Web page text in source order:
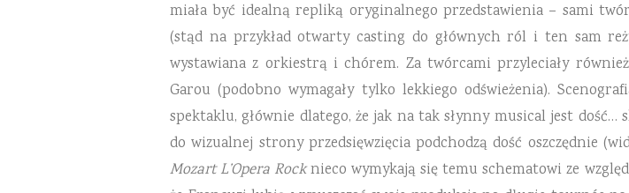
miała być idealną repliką oryginalnego przedstawienia – sami
(stąd na przykład otwarty casting do głównych ról i ten sam
wystawiana z orkiestrą i chórem. Za twórcami przyleciały
Garou (podobno wymagały tylko lekkiego odświeżenia).
spektaklu, głównie dlatego, że jak na tak słynny musical jest
do wizualnej strony przedsięwzięcia podchodzą dość oszczędnie
Mozart L’Opera Rocknieco wymykają się temu schematowi ze